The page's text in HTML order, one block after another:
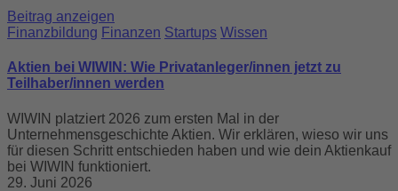
Beitrag anzeigen
Finanzbildung Finanzen Startups Wissen
Aktien bei WIWIN: Wie Privatanleger/innen jetzt zu
Teilhaber/innen werden
WIWIN platziert 2026 zum ersten Mal in der
Unternehmensgeschichte Aktien. Wir erklären, wieso wir uns
für diesen Schritt entschieden haben und wie dein Aktienkauf
bei WIWIN funktioniert.
29. Juni 2026